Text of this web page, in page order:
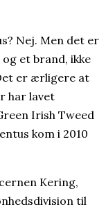
Nej. Men det er
et brand, ikke
er ærligere at
har lavet
Irish Tweed
kom i 2010
Kering,
til